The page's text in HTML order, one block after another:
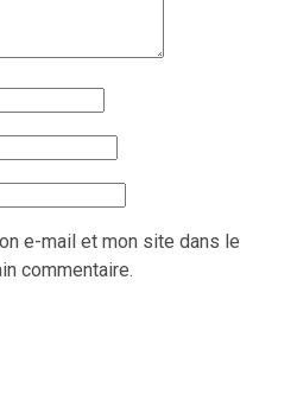
e-mail et mon site dans le
commentaire.